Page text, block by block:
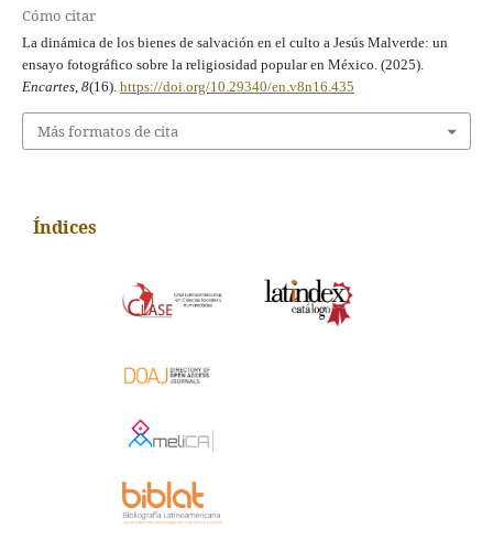
Cómo citar
La dinámica de los bienes de salvación en el culto a Jesús Malverde: un
ensayo fotográfico sobre la religiosidad popular en México. (2025).
Encartes, 8(16). https://doi.org/10.29340/en.v8n16.435
Más formatos de cita
Índices